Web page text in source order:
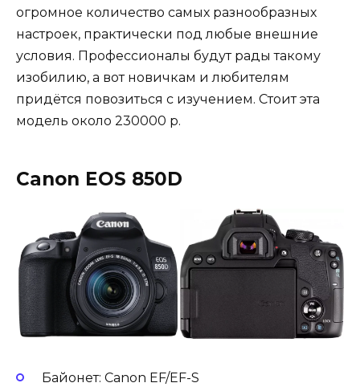
огромное количество самых разнообразных
настроек, практически под любые внешние
условия. Профессионалы будут рады такому
изобилию, а вот новичкам и любителям
придётся повозиться с изучением. Стоит эта
модель около 230000 р.
Canon EOS 850D
Байонет: Canon EF/EF-S